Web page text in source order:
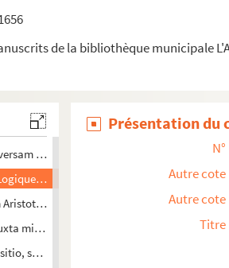
de la bibliothèque municipale
mathematica et experimentalis philosophia »
logicam »
peripatetice quam christiane explicata, sive
philosophiam. » — Logique
physique
logicam »
miram angelici divi Thomae doctrinam »
seu institutiones philosophicae. »
Présentation du
N°
Autre cote
Autre cote
Titre